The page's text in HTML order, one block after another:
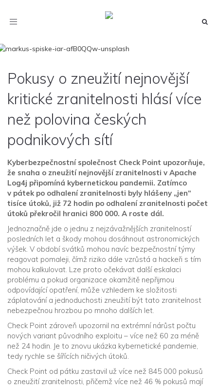
Toggle
Pokusy o zneužití nejnovější
kritické zranitelnosti hlásí více
než polovina českých
podnikových sítí
Kyberbezpečnostní společnost Check Point upozorňuje,
že snaha o zneužití nejnovější zranitelnosti v Apache
Log4j připomíná kybernetickou pandemii. Zatímco
v pátek po odhalení zranitelnosti byly hlášeny „jen“
tisíce útoků, již 72 hodin po odhalení zranitelnosti počet
útoků překročil hranici 800 000. A roste dál.
Jednoznačně jde o jednu z nejzávažnějších zranitelností
posledních let a škody mohou dosáhnout astronomických
výšek. V období svátků mohou navíc bezpečnostní týmy
reagovat pomaleji, čímž riziko dále vzrůstá a hackeři s tím
mohou kalkulovat. Lze proto očekávat další eskalaci
problému a pokud organizace okamžitě nepřijmou
odpovídající opatření, může vzhledem ke složitosti
záplatování a jednoduchosti zneužití být tato zranitelnost
nebezpečnou hrozbou po mnoho dalších let.
Check Point zároveň upozornil na extrémní nárůst počtu
nových variant původního exploitu – více než 60 za méně
než 24 hodin. Je to znovu ukázka kybernetické pandemie,
tedy rychle se šířících ničivých útoků.
Check Point od pátku zastavil už více než 845 000 pokusů
o zneužití zranitelnosti, přičemž více než 46 % pokusů mají